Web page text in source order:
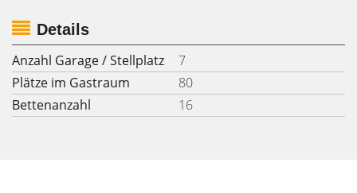
Details
Anzahl Garage / Stellplatz
7
Plätze im Gastraum
80
Bettenanzahl
16